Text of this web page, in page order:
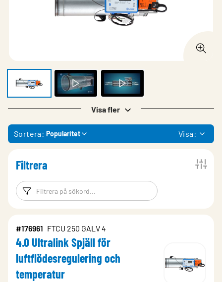
Visa fler
Sortera: Popularitet Visa:
Filtrera
Filtreringsord Filtrera
#176961 FTCU 250 GALV 4
4.0 Ultralink Spjäll för
luftflödesregulering och
temperatur